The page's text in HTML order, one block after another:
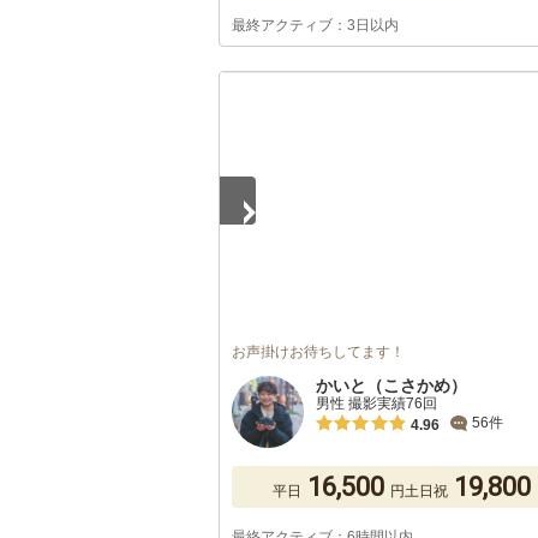
最終アクティブ：3日以内
お声掛けお待ちしてます！
かいと（こさかめ）
男性 撮影実績76回
4.96
56件
平日 16,500 円土日祝 19,800